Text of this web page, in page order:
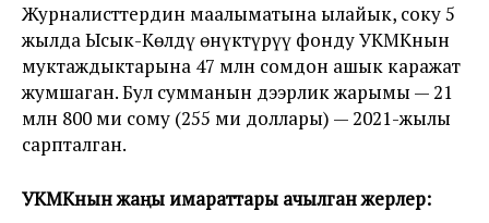
Журналисттердин маалыматына ылайык, соңку 5
жылда Ысык-Көлдү өнүктүрүү фонду УКМКнын
муктаждыктарына 47 млн сомдон ашык каражат
жумшаган. Бул сумманын дээрлик жарымы — 21
млн 800 миң сому (255 миң доллары) — 2021-жылы
сарпталган.
УКМКнын жаңы имараттары ачылган жерлер: